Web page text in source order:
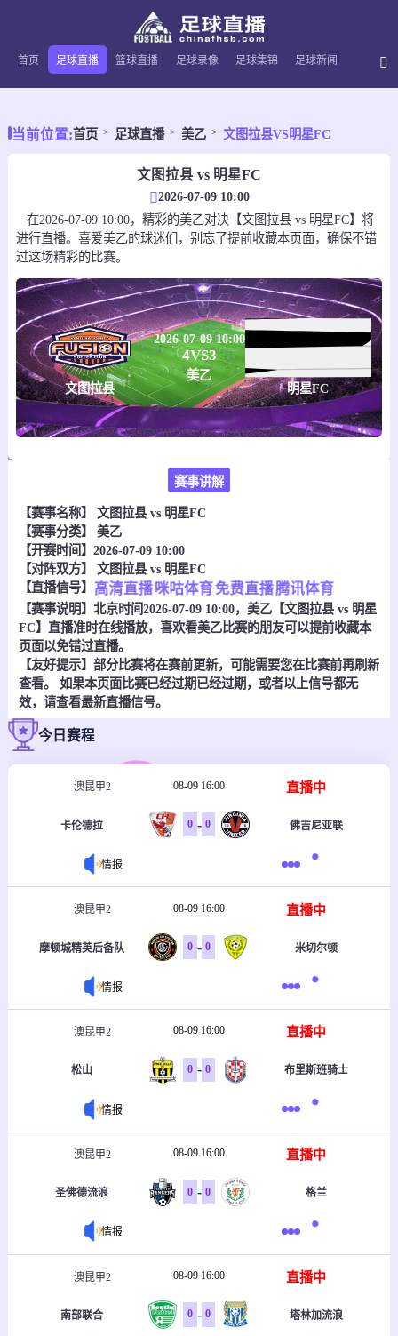
首页 足球直播 篮球直播 足球录像 足球集锦 足球新闻
当前位置:首页 足球直播 美乙 文图拉县VS明星FC
文图拉县 vs 明星FC
2026-07-09 10:00
在2026-07-09 10:00，精彩的美乙对决【文图拉县 vs 明星FC】将
进行直播。喜爱美乙的球迷们，别忘了提前收藏本页面，确保不错
过这场精彩的比赛。
文图拉县
2026-07-09 10:00
4VS3
美乙
明星FC
赛事讲解
【赛事名称】 文图拉县 vs 明星FC
【赛事分类】 美乙
【开赛时间】2026-07-09 10:00
【对阵双方】 文图拉县 vs 明星FC
【直播信号】
高清直播咪咕体育免费直播腾讯体育
【赛事说明】北京时间2026-07-09 10:00，美乙【文图拉县 vs 明星
FC】直播准时在线播放，喜欢看美乙比赛的朋友可以提前收藏本
页面以免错过直播。
【友好提示】部分比赛将在赛前更新，可能需要您在比赛前再刷新
查看。 如果本页面比赛已经过期已经过期，或者以上信号都无
效，请查看最新直播信号。
今日赛程
澳昆甲2 08-09 16:00 直播中
卡伦德拉 0 - 0 佛吉尼亚联
情报
澳昆甲2 08-09 16:00 直播中
摩顿城精英后备队 0 - 0 米切尔顿
情报
澳昆甲2 08-09 16:00 直播中
松山 0 - 0 布里斯班骑士
情报
澳昆甲2 08-09 16:00 直播中
圣佛德流浪 0 - 0 格兰
情报
澳昆甲2 08-09 16:00 直播中
南部联合 0 - 0 塔林加流浪